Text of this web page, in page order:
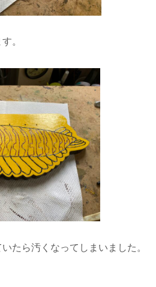
。
たら汚くなってしまいました。